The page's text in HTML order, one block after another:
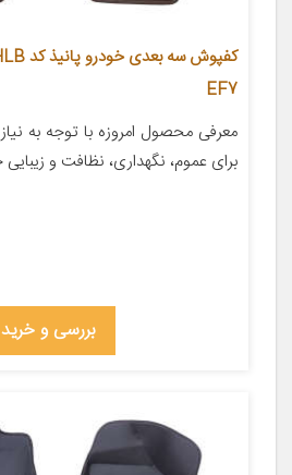
EF7
معرفی محصول امروزه با توجه به
برای عموم، نگهداری، نظافت و
بررسی و خرید